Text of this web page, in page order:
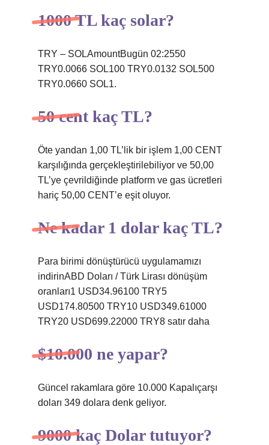
1000 TL kaç solar?
TRY – SOLAmountBugün 02:2550
TRY0.0066 SOL100 TRY0.0132 SOL500
TRY0.0660 SOL1.
50 cent kaç TL?
Öte yandan 1,00 TL’lik bir işlem 1,00 CENT
karşılığında gerçekleştirilebiliyor ve 50,00
TL’ye çevrildiğinde platform ve gas ücretleri
hariç 50,00 CENT’e eşit oluyor.
Ne kadar 1 dolar kaç TL?
Para birimi dönüştürücü uygulamamızı
indirinABD Doları / Türk Lirası dönüşüm
oranları1 USD34.96100 TRY5
USD174.80500 TRY10 USD349.61000
TRY20 USD699.22000 TRY8 satır daha
$10.000 ne yapar?
Güncel rakamlara göre 10.000 Kapalıçarşı
doları 349 dolara denk geliyor.
9000 kaç Dolar tutuyor?